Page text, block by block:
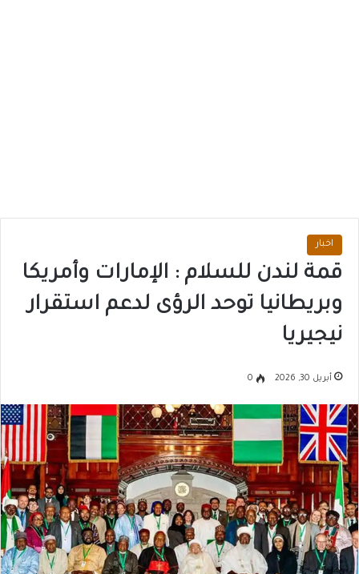
اخبار
قمة لندن للسلام : الإمارات وأمريكا
وبريطانيا توحد الرؤى لدعم استقرار
نيجيريا
أبريل 30, 2026 0